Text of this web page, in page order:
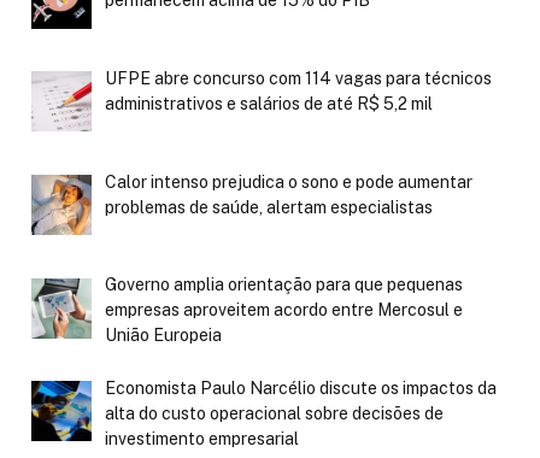
UFPE abre concurso com 114 vagas para técnicos
administrativos e salários de até R$ 5,2 mil
Calor intenso prejudica o sono e pode aumentar
problemas de saúde, alertam especialistas
Governo amplia orientação para que pequenas
empresas aproveitem acordo entre Mercosul e
União Europeia
Economista Paulo Narcélio discute os impactos da
alta do custo operacional sobre decisões de
investimento empresarial